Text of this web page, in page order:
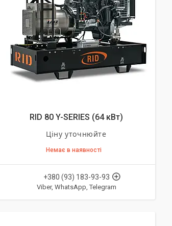
RID 80 Y-SERIES (64 кВт)
Ціну уточнюйте
Немає в наявності
+380 (93) 183-93-93
Viber, WhatsApp, Telegram